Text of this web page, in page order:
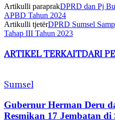
Artikulli paraprakDPRD dan Pj
APBD Tahun 2024
Artikulli tjetërDPRD Sumsel
Tahap III Tahun 2023
ARTIKEL TERKAITDARI
Sumsel
Gubernur Herman Deru
Resmikan 17 Jembatan di